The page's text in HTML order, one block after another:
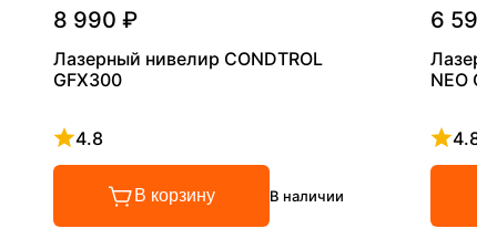
8 990 ₽
Лазерный нивелир CONDTROL
GFX300
4.8
Рейтинг 4.8 из 5
В корзину В наличии
6
NEO
4.8